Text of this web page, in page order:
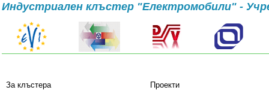
Индустриален клъстер "Електромобили" -
За клъстера
Проекти